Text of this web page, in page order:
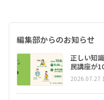
編集部からのお知らせ
正しい知
民講座が
2026.07.27